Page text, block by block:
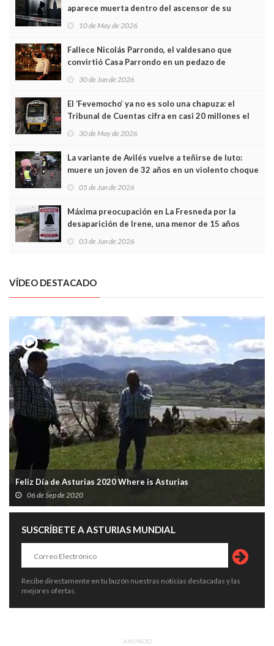
aparece muerta dentro del ascensor de su
edificio y las cámaras captan sus últimos minutos
10 de May de 2026
Fallece Nicolás Parrondo, el valdesano que
convirtió Casa Parrondo en un pedazo de
Asturias en Madrid
30 de Jun de 2026
El ‘Fevemocho’ ya no es solo una chapuza: el
Tribunal de Cuentas cifra en casi 20 millones el
sobrecoste de los trenes que no cabían por los
30 de May de 2026
La variante de Avilés vuelve a teñirse de luto:
muere un joven de 32 años en un violento choque
frontal
05 de Jun de 2026
Máxima preocupación en La Fresneda por la
desaparición de Irene, una menor de 15 años
03 de Jun de 2026
VÍDEO DESTACADO
Feliz Día de Asturias 2020 Where is Asturias
06 de Sep de 2020
SUSCRÍBETE A ASTURIAS MUNDIAL
Recibe directamente en tu buzón nuestras noticias destacadas y las
mejores ofertas.
ANUNCIO